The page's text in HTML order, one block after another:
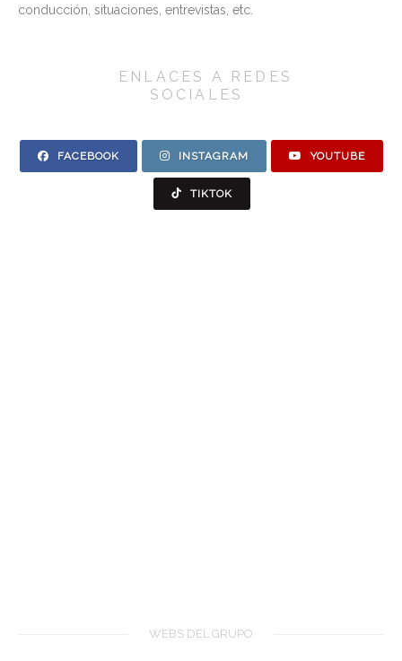
conducción, situaciones, entrevistas, etc.
ENLACES A REDES
SOCIALES
FACEBOOK INSTAGRAM YOUTUBE
TIKTOK
WEBS DEL GRUPO